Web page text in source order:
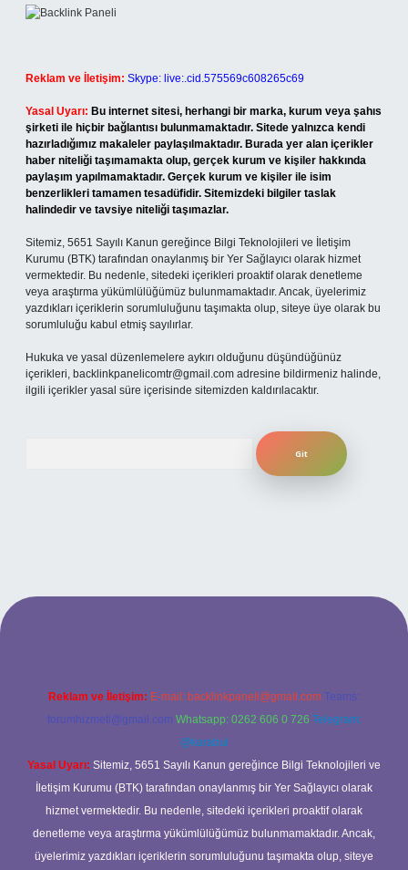
Reklam ve İletişim: Skype: live:.cid.575569c608265c69
Yasal Uyarı: Bu internet sitesi, herhangi bir marka, kurum veya şahıs
şirketi ile hiçbir bağlantısı bulunmamaktadır. Sitede yalnızca kendi
hazırladığımız makaleler paylaşılmaktadır. Burada yer alan içerikler
haber niteliği taşımamakta olup, gerçek kurum ve kişiler hakkında
paylaşım yapılmamaktadır. Gerçek kurum ve kişiler ile isim
benzerlikleri tamamen tesadüfidir. Sitemizdeki bilgiler taslak
halindedir ve tavsiye niteliği taşımazlar.
Sitemiz, 5651 Sayılı Kanun gereğince Bilgi Teknolojileri ve İletişim
Kurumu (BTK) tarafından onaylanmış bir Yer Sağlayıcı olarak hizmet
vermektedir. Bu nedenle, sitedeki içerikleri proaktif olarak denetleme
veya araştırma yükümlülüğümüz bulunmamaktadır. Ancak, üyelerimiz
yazdıkları içeriklerin sorumluluğunu taşımakta olup, siteye üye olarak bu
sorumluluğu kabul etmiş sayılırlar.
Hukuka ve yasal düzenlemelere aykırı olduğunu düşündüğünüz
içerikleri, backlinkpanelicomtr@gmail.com adresine bildirmeniz halinde,
ilgili içerikler yasal süre içerisinde sitemizden kaldırılacaktır.
bahis sitesi
Reklam ve İletişim: E-mail: backlinkpaneli@gmail.com Teams:
forumhizmeti@gmail.com Whatsapp: 0262 606 0 726 Telegram:
@karabul
Yasal Uyarı: Sitemiz, 5651 Sayılı Kanun gereğince Bilgi Teknolojileri ve
İletişim Kurumu (BTK) tarafından onaylanmış bir Yer Sağlayıcı olarak
hizmet vermektedir. Bu nedenle, sitedeki içerikleri proaktif olarak
denetleme veya araştırma yükümlülüğümüz bulunmamaktadır. Ancak,
üyelerimiz yazdıkları içeriklerin sorumluluğunu taşımakta olup, siteye